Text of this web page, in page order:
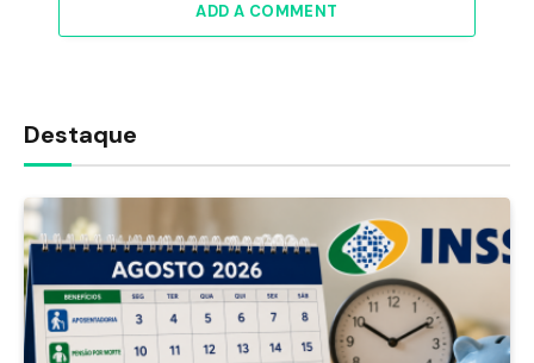
ADD A COMMENT
Destaque